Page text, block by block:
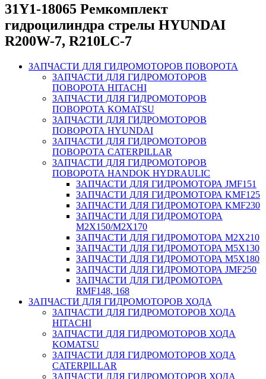
31Y1-18065 Ремкомплект
гидроцилиндра стрелы HYUNDAI
R200W-7, R210LC-7
ЗАПЧАСТИ ДЛЯ ГИДРОМОТОРОВ ПОВОРОТА
ЗАПЧАСТИ ДЛЯ ГИДРОМОТОРОВ
ПОВОРОТА HITACHI
ЗАПЧАСТИ ДЛЯ ГИДРОМОТОРОВ
ПОВОРОТА KOMATSU
ЗАПЧАСТИ ДЛЯ ГИДРОМОТОРОВ
ПОВОРОТА HYUNDAI
ЗАПЧАСТИ ДЛЯ ГИДРОМОТОРОВ
ПОВОРОТА CATERPILLAR
ЗАПЧАСТИ ДЛЯ ГИДРОМОТОРОВ
ПОВОРОТА HANDOK HYDRAULIC
ЗАПЧАСТИ ДЛЯ ГИДРОМОТОРА JMF151
ЗАПЧАСТИ ДЛЯ ГИДРОМОТОРА KMF125
ЗАПЧАСТИ ДЛЯ ГИДРОМОТОРА KMF230
ЗАПЧАСТИ ДЛЯ ГИДРОМОТОРА
M2X150/M2X170
ЗАПЧАСТИ ДЛЯ ГИДРОМОТОРА M2X210
ЗАПЧАСТИ ДЛЯ ГИДРОМОТОРА M5X130
ЗАПЧАСТИ ДЛЯ ГИДРОМОТОРА M5X180
ЗАПЧАСТИ ДЛЯ ГИДРОМОТОРА JMF250
ЗАПЧАСТИ ДЛЯ ГИДРОМОТОРА
RMF148, 168
ЗАПЧАСТИ ДЛЯ ГИДРОМОТОРОВ ХОДА
ЗАПЧАСТИ ДЛЯ ГИДРОМОТОРОВ ХОДА
HITACHI
ЗАПЧАСТИ ДЛЯ ГИДРОМОТОРОВ ХОДА
KOMATSU
ЗАПЧАСТИ ДЛЯ ГИДРОМОТОРОВ ХОДА
CATERPILLAR
ЗАПЧАСТИ ДЛЯ ГИДРОМОТОРОВ ХОДА